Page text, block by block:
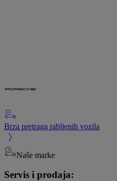
Brza pretraga rabljenih vozila
Naše marke
Servis i prodaja: